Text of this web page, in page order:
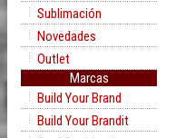
Sublimación
Novedades
Outlet
Marcas
Build Your Brand
Build Your Brandit